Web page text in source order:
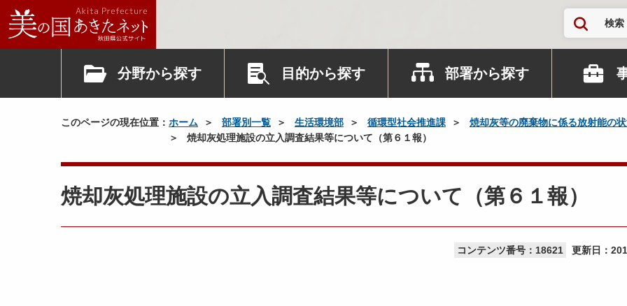
検索
分野から探す 目的から探す 部署から探す
このページの現在位置： ホーム 部署別一覧 生活環境部 循環型社会推進課 焼却灰等の廃棄物に係る放射能の
焼却灰処理施設の立入調査結果等について（第６１報）
焼却灰処理施設の立入調査結果等について（第６１報）
コンテンツ番号：18621 更新日：